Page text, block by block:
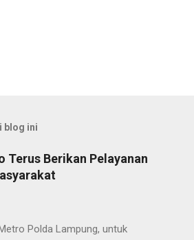
blog ini
Terus Berikan Pelayanan
Polda Lampung, untuk